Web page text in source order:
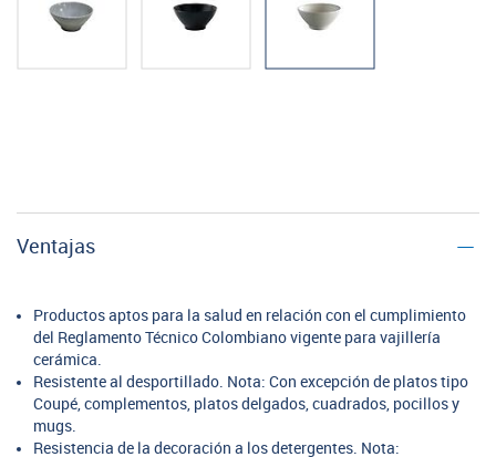
Ventajas
Productos aptos para la salud en relación con el cumplimiento
del Reglamento Técnico Colombiano vigente para vajillería
cerámica.
Resistente al desportillado. Nota: Con excepción de platos tipo
Coupé, complementos, platos delgados, cuadrados, pocillos y
mugs.
Resistencia de la decoración a los detergentes. Nota: